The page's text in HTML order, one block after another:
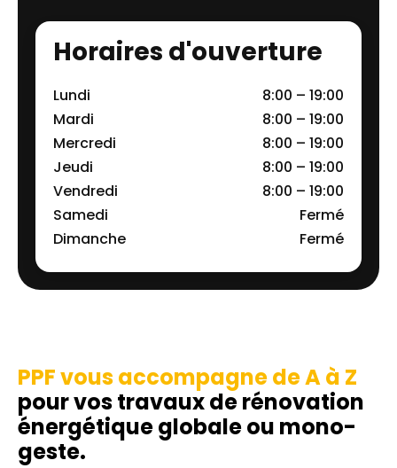
Horaires d'ouverture
Lundi
8:00 – 19:00
Mardi
8:00 – 19:00
Mercredi
8:00 – 19:00
Jeudi
8:00 – 19:00
Vendredi
8:00 – 19:00
Samedi
Fermé
Dimanche
Fermé
PPF vous accompagne de A à Z
pour vos travaux de rénovation
énergétique globale ou mono-
geste.